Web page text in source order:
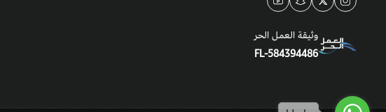
وثيقة العمل الحر
FL-584394486